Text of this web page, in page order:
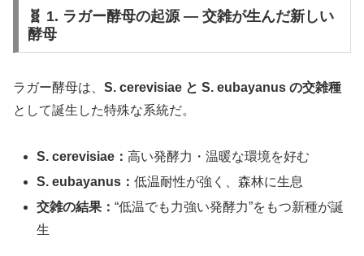
🧬 1. ラガー酵母の起源 ― 交雑が生んだ新しい
酵母
ラガー酵母は、 S. cerevisiae と S. eubayanus の交雑種
として誕生した特殊な系統だ。
S. cerevisiae：高い発酵力・温暖な環境を好む
S. eubayanus：低温耐性が強く、森林に生息
交雑の結果：“低温でも力強い発酵力”をもつ新種が誕
生